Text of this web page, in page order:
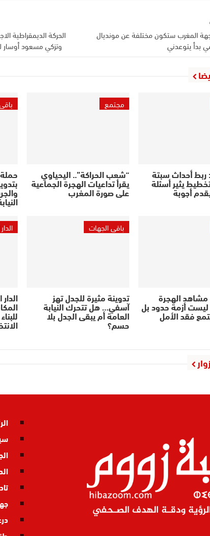
المغرب ستكون مختلفة عن مونديال
بدأ يتوعدني
الحركة الديمقراطية
وتزكي مسعود أوسار
ربط أحداث سبتة
يثير أسئلة
أجوبة
مجتمع
“شعب الحراكة”.. اليحياوي
يقرأ تداعيات الهجرة الجماعية
على صورة المغرب
مشاهد الهجرة
ليست أزمة حدود بل
فقد الأمل
باقي الجهات
تدوينة مثيرة للجدل تهز
آسفي… هل تتحرك النيابة
العامة أم يبقى الجدل بلا
حسم؟